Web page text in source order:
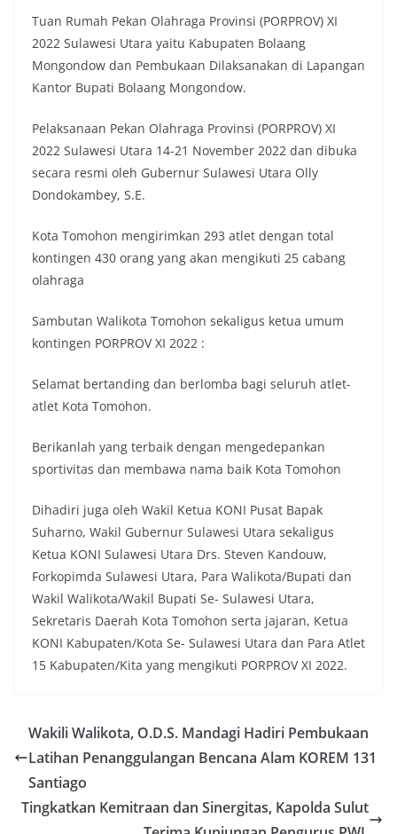
Tuan Rumah Pekan Olahraga Provinsi (PORPROV) XI
2022 Sulawesi Utara yaitu Kabupaten Bolaang
Mongondow dan Pembukaan Dilaksanakan di Lapangan
Kantor Bupati Bolaang Mongondow.
Pelaksanaan Pekan Olahraga Provinsi (PORPROV) XI
2022 Sulawesi Utara 14-21 November 2022 dan dibuka
secara resmi oleh Gubernur Sulawesi Utara Olly
Dondokambey, S.E.
Kota Tomohon mengirimkan 293 atlet dengan total
kontingen 430 orang yang akan mengikuti 25 cabang
olahraga
Sambutan Walikota Tomohon sekaligus ketua umum
kontingen PORPROV XI 2022 :
Selamat bertanding dan berlomba bagi seluruh atlet-
atlet Kota Tomohon.
Berikanlah yang terbaik dengan mengedepankan
sportivitas dan membawa nama baik Kota Tomohon
Dihadiri juga oleh Wakil Ketua KONI Pusat Bapak
Suharno, Wakil Gubernur Sulawesi Utara sekaligus
Ketua KONI Sulawesi Utara Drs. Steven Kandouw,
Forkopimda Sulawesi Utara, Para Walikota/Bupati dan
Wakil Walikota/Wakil Bupati Se- Sulawesi Utara,
Sekretaris Daerah Kota Tomohon serta jajaran, Ketua
KONI Kabupaten/Kota Se- Sulawesi Utara dan Para Atlet
15 Kabupaten/Kita yang mengikuti PORPROV XI 2022.
Wakili Walikota, O.D.S. Mandagi Hadiri Pembukaan
Latihan Penanggulangan Bencana Alam KOREM 131
Santiago
Tingkatkan Kemitraan dan Sinergitas, Kapolda Sulut